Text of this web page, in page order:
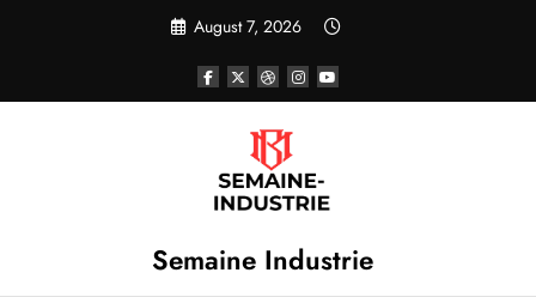
August 7, 2026
Semaine Industrie